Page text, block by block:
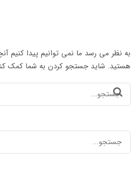
به نظر می رسد ما نمی توانیم پیدا کنیم
هستید. شاید جستجو کردن به شما کمک
Search
for:
for: